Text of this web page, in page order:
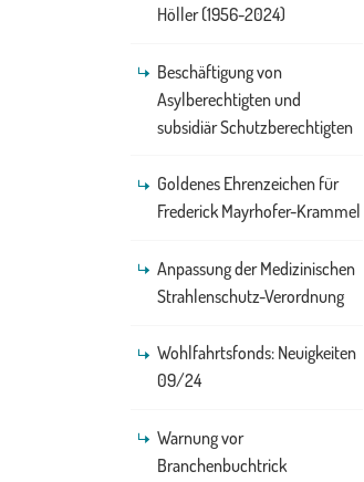
Höller (1956-2024)
Beschäftigung von
Asylberechtigten und
subsidiär Schutzberechtigten
Goldenes Ehrenzeichen für
Frederick Mayrhofer-Krammel
Anpassung der Medizinischen
Strahlenschutz-Verordnung
Wohlfahrtsfonds: Neuigkeiten
09/24
Warnung vor
Branchenbuchtrick